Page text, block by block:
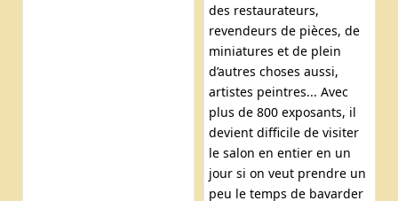
des restaurateurs,
revendeurs de pièces, de
miniatures et de plein
d’autres choses aussi,
artistes peintres... Avec
plus de 800 exposants, il
devient difficile de visiter
le salon en entier en un
jour si on veut prendre un
peu le temps de bavarder